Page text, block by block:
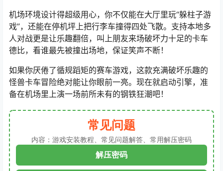
机场环境设计得超级用心，你不仅能在大厅里玩“躲柱子游
戏”，还能在停机坪上把行李车撞得四处飞散。支持本地多
人对战更是让乐趣翻倍，叫上朋友来场破坏力十足的卡车
德比，看谁最先被撞出场地，保证笑声不断！
如果你厌倦了循规蹈矩的赛车游戏，这款充满破坏乐趣的
怪兽卡车冒险绝对能让你眼前一亮。现在就启动引擎，准
备在机场里上演一场前所未有的钢铁狂潮吧！
常见问题
内容：游戏安装教程、常见问题解答、常用解压密码
解压密码